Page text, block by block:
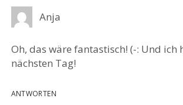
Anja
Oh, das wäre fantastisch! (-: Und ich
nächsten Tag!
ANTWORTEN